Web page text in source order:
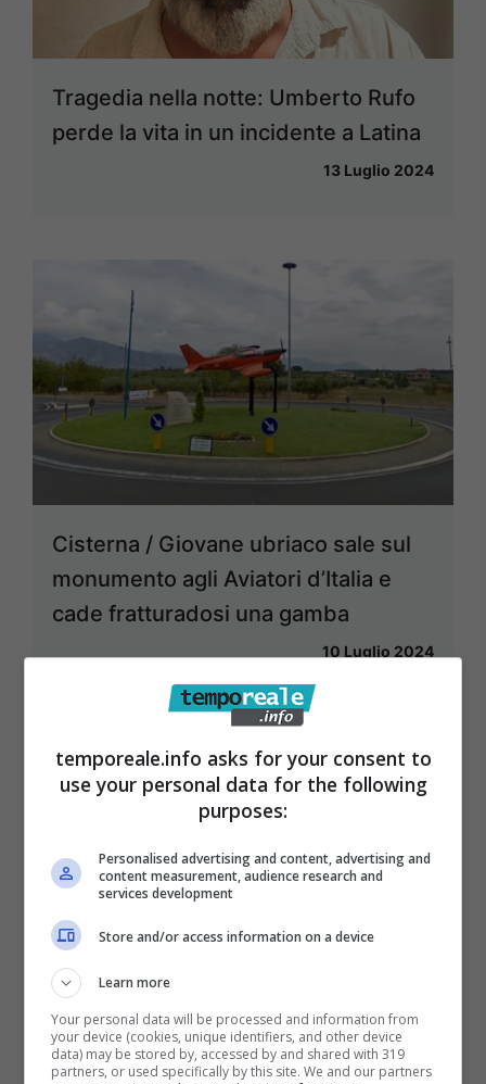
Tragedia nella notte: Umberto Rufo
perde la vita in un incidente a Latina
13 Luglio 2024
Cisterna / Giovane ubriaco sale sul
monumento agli Aviatori d’Italia e
cade fratturadosi una gamba
10 Luglio 2024
Terracina / Tragico incidente sulla
temporeale.info asks for your consent to
use your personal data for the following
purposes:
Personalised advertising and content, advertising and
content measurement, audience research and
services development
Store and/or access information on a device
Learn more
Your personal data will be processed and information from
your device (cookies, unique identifiers, and other device
data) may be stored by, accessed by and shared with 319
partners, or used specifically by this site. We and our partners